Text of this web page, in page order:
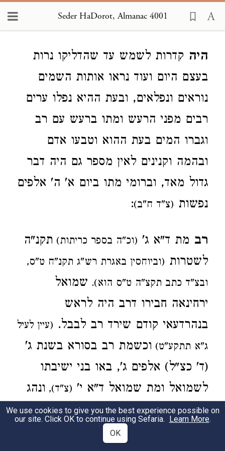
Seder HaDorot, Almanac 4001
היה קדרות לשמש עד שהדליקו נרות
בעצם היום ועוד נראו אותות השמים
נוראים ונפלאים, ובעת ההיא נפלו ערים
רבים מפני הרעש ומתו ברעש עם רב
וגברו המים בעת ההוא וטבעו אדם
ובהמה וקנינים לאין מספר גם היה דבר
גדול מאד, וברומי מתו ביום א' ה' אלפים
נפשות (צ"ד ח"ב):
רב מת ד"א ג' (וכ"ה בספר כריתות) תקנ"ה
לשטרות (וביוחסין באגרת רש"ג תקנ"ח ט"ס,
ובצ"ד כתב תקצ"ה ט"ס הוא). שמואל
ירחינאה חבירו דרב היה לראש
בנהרדעאי קודם שירד רב לבבל. (עיין לעיל
ג"א תתקע"ט) וכשמת רב בסורא בשנת ג'
(ד' כצ"ל) אלפים ג', באו בני ישיבתו
לשמואל ומת שמואל ד"א י' (צ"ד), ונהג
שמואל בתר רב לבדו ז' שנים והוי חדא
(יוחסין שם):
We use cookies to give you the best experience possible on
our site. Click OK to continue using Sefaria. Learn More.
OK